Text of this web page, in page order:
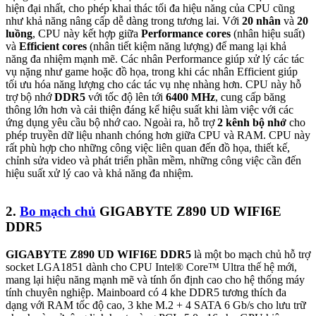
hiện đại nhất, cho phép khai thác tối đa hiệu năng của CPU cũng
như khả năng nâng cấp dễ dàng trong tương lai. Với 20 nhân và 20
luồng, CPU này kết hợp giữa Performance cores (nhân hiệu suất)
và Efficient cores (nhân tiết kiệm năng lượng) để mang lại khả
năng đa nhiệm mạnh mẽ. Các nhân Performance giúp xử lý các tác
vụ nặng như game hoặc đồ họa, trong khi các nhân Efficient giúp
tối ưu hóa năng lượng cho các tác vụ nhẹ nhàng hơn. CPU này hỗ
trợ bộ nhớDDR5 với tốc độ lên tới 6400 MHz, cung cấp băng
thông lớn hơn và cải thiện đáng kể hiệu suất khi làm việc với các
ứng dụng yêu cầu bộ nhớ cao. Ngoài ra, hỗ trợ2 kênh bộ nhớ cho
phép truyền dữ liệu nhanh chóng hơn giữa CPU và RAM. CPU này
rất phù hợp cho những công việc liên quan đến đồ họa, thiết kế,
chỉnh sửa video và phát triển phần mềm, những công việc cần đến
hiệu suất xử lý cao và khả năng đa nhiệm.
2. Bo mạch chủ GIGABYTE Z890 UD WIFI6E
DDR5
GIGABYTE Z890 UD WIFI6E DDR5 là một bo mạch chủ hỗ trợ
socket LGA1851 dành cho CPU Intel® Core™ Ultra thế hệ mới,
mang lại hiệu năng mạnh mẽ và tính ổn định cao cho hệ thống máy
tính chuyên nghiệp. Mainboard có 4 khe DDR5 tương thích đa
dạng với RAM tốc độ cao, 3 khe M.2 + 4 SATA 6 Gb/s cho lưu trữ